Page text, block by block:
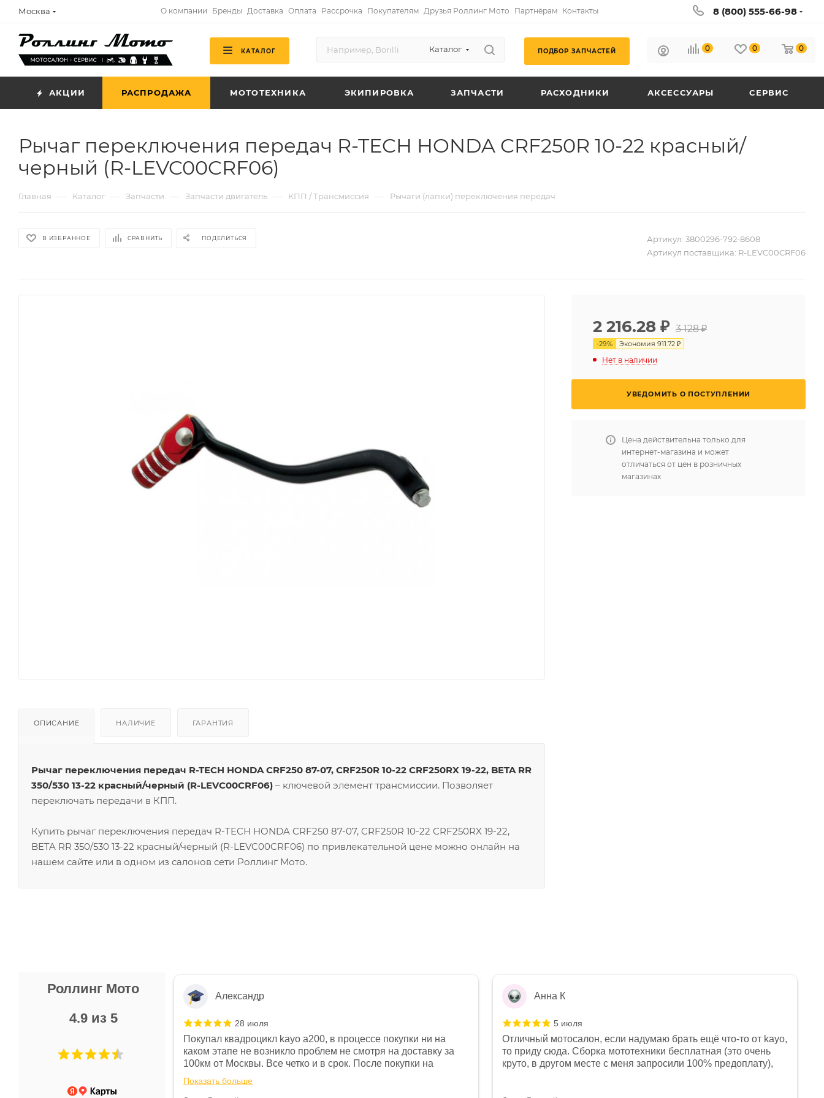
Москва О компании Бренды Доставка Оплата Рассрочка Покупателям Друзья Роллинг Мото Партнёрам Контакты 8 (800) 555-66-98
КАТАЛОГ Каталог ПОДБОР ЗАПЧАСТЕЙ 0 0 0
АКЦИИ РАСПРОДАЖА МОТОТЕХНИКА ЭКИПИРОВКА ЗАПЧАСТИ РАСХОДНИКИ АКСЕССУАРЫ СЕРВИС
Рычаг переключения передач R-TECH HONDA CRF250R 10-22 красный/
черный (R-LEVC00CRF06)
Главная — Каталог — Запчасти — Запчасти двигатель — КПП / Трансмиссия — Рычаги (лапки) переключения передач
В ИЗБРАННОЕ СРАВНИТЬ ПОДЕЛИТЬСЯ Артикул: 3800296-792-8608
Артикул поставщика: R-LEVC00CRF06
ОПИСАНИЕ НАЛИЧИЕ ГАРАНТИЯ
Рычаг переключения передач R-TECH HONDA CRF250 87-07, CRF250R 10-22 CRF250RX 19-22, BETA RR
350/530 13-22 красный/черный (R-LEVC00CRF06) – ключевой элемент трансмиссии. Позволяет
переключать передачи в КПП.
Купить рычаг переключения передач R-TECH HONDA CRF250 87-07, CRF250R 10-22 CRF250RX 19-22,
BETA RR 350/530 13-22 красный/черный (R-LEVC00CRF06) по привлекательной цене можно онлайн на
нашем сайте или в одном из салонов сети Роллинг Мото.
2 216.28 ₽ 3 128 ₽
-29% Экономия 911.72 ₽
Нет в наличии
УВЕДОМИТЬ О ПОСТУПЛЕНИИ
Цена действительна только для
интернет-магазина и может
отличаться от цен в розничных
магазинах
Роллинг Мото
4.9 из 5
Не понравились условия
и дают только на год)
Александр
28 июля
Покупал квадроцикл kayo a200, в процессе покупки ни на
каком этапе не возникло проблем не смотря на доставку за
100км от Москвы. Все четко и в срок. После покупки на
спидометре всегда был 0, при этом представители магазина
постоянно были на связи и в итоге проблема была решена.
Показать больше
Анна К
5 июля
Отличный мотосалон, если надумаю брать ещё что-то от kayo,
то приду сюда. Сборка мототехники бесплатная (это очень
круто, в другом месте с меня запросили 100% предоплату),